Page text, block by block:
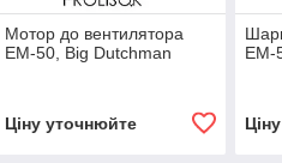
Мотор до вентилятора
EM-50, Big Dutchman
Ціну уточнюйте
EM-